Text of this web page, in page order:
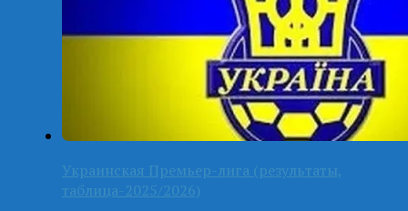
Украинская Премьер-лига (результаты,
таблица-2025/2026)